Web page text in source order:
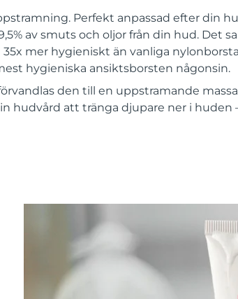
Perfekt anpassad efter din
av smuts och oljor från din hud. Det
mer hygieniskt än vanliga
hygieniska ansiktsborsten någonsin.
den till en uppstramande
hudvård att tränga djupare ner i huden